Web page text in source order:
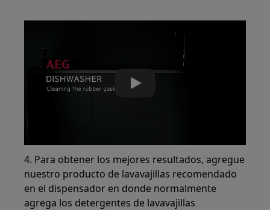
Play
4. Para obtener los mejores resultados, agregue
nuestro producto de lavavajillas recomendado
en el dispensador en donde normalmente
agrega los detergentes de lavavajillas